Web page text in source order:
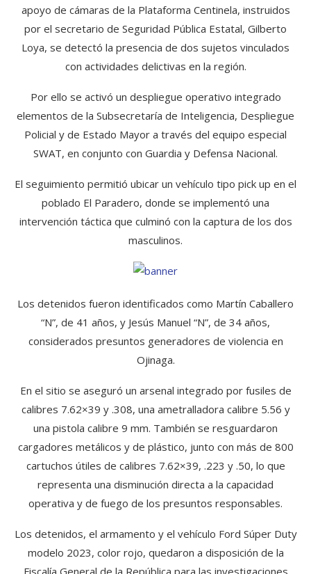
apoyo de cámaras de la Plataforma Centinela, instruidos
por el secretario de Seguridad Pública Estatal, Gilberto
Loya, se detectó la presencia de dos sujetos vinculados
con actividades delictivas en la región.
Por ello se activó un despliegue operativo integrado
elementos de la Subsecretaría de Inteligencia, Despliegue
Policial y de Estado Mayor a través del equipo especial
SWAT, en conjunto con Guardia y Defensa Nacional.
El seguimiento permitió ubicar un vehículo tipo pick up en el
poblado El Paradero, donde se implementó una
intervención táctica que culminó con la captura de los dos
masculinos.
Los detenidos fueron identificados como Martín Caballero
“N”, de 41 años, y Jesús Manuel “N”, de 34 años,
considerados presuntos generadores de violencia en
Ojinaga.
En el sitio se aseguró un arsenal integrado por fusiles de
calibres 7.62×39 y .308, una ametralladora calibre 5.56 y
una pistola calibre 9 mm. También se resguardaron
cargadores metálicos y de plástico, junto con más de 800
cartuchos útiles de calibres 7.62×39, .223 y .50, lo que
representa una disminución directa a la capacidad
operativa y de fuego de los presuntos responsables.
Los detenidos, el armamento y el vehículo Ford Súper Duty
modelo 2023, color rojo, quedaron a disposición de la
Fiscalía General de la República para las investigaciones